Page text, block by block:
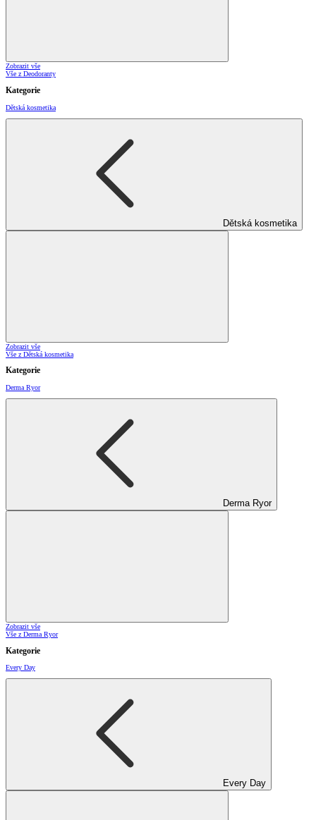
Zobrazit vše
Vše z Deodoranty
Kategorie
Dětská kosmetika
Dětská kosmetika
Zobrazit vše
Vše z Dětská kosmetika
Kategorie
Derma Ryor
Derma Ryor
Zobrazit vše
Vše z Derma Ryor
Kategorie
Every Day
Every Day